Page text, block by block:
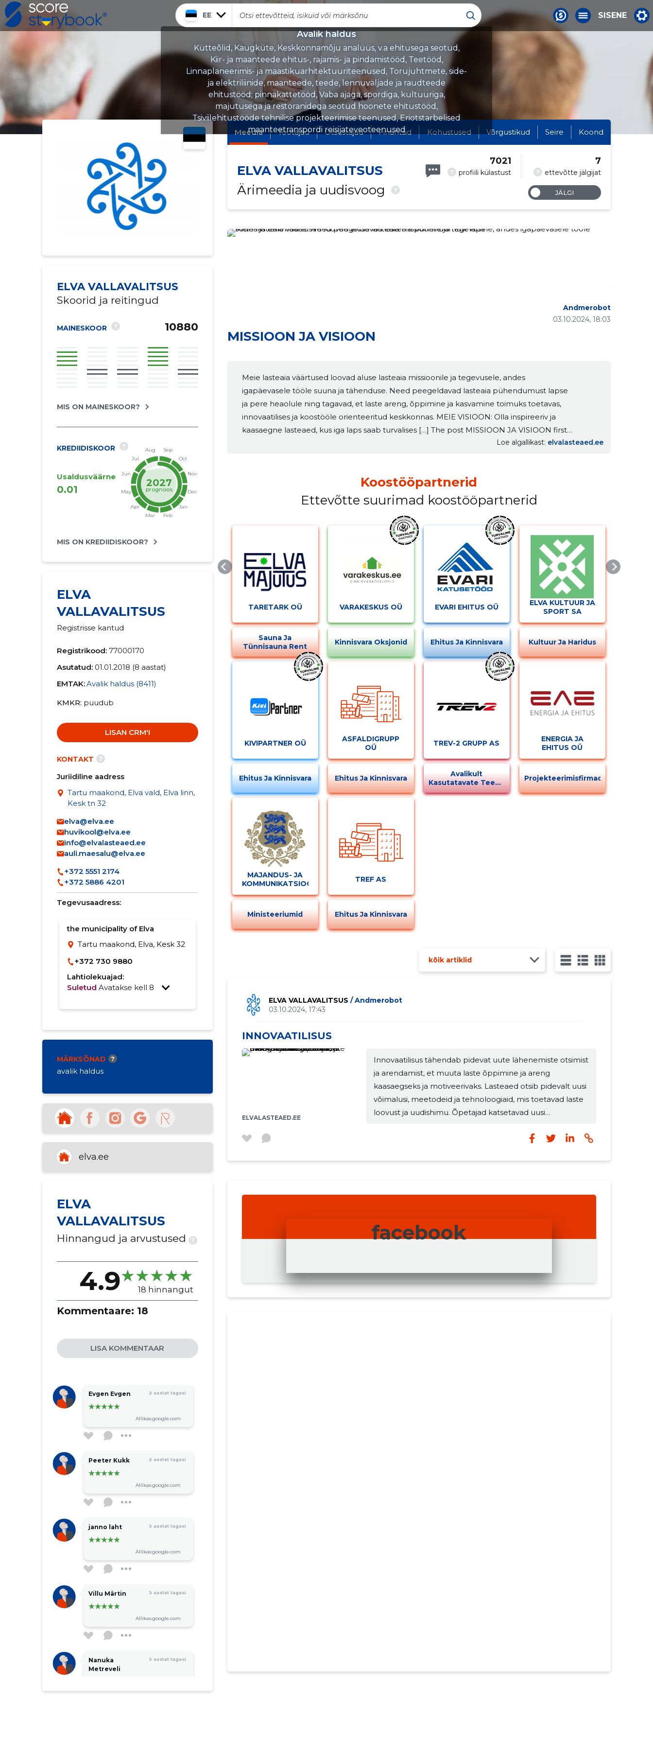
EE SISENE
Avalik haldus
Kütteõlid, Kaugküte, Keskkonnamõju analüüs, v.a ehitusega seotud,
Kiir- ja maanteede ehitus-, rajamis- ja pindamistööd, Teetööd,
Linnaplaneerimis- ja maastikuarhitektuuriteenused, Torujuhtmete, side-
ja elektriliinide, maanteede, teede, lennuväljade ja raudteede
ehitustööd; pinnakattetööd, Vaba ajaga, spordiga, kultuuriga,
majutusega ja restoranidega seotud hoonete ehitustööd,
Tsiviilehitustööde tehnilise projekteerimise teenused, Eriotstarbelised
maanteetranspordi reisijateveoteenused
ELVA VALLAVALITSUS
Skoorid ja reitingud
MAINESKOOR ? 10880
MIS ON MAINESKOOR?
KREDIIDISKOOR ?
Usaldusväärne
0.01
2027
prognoos
MIS ON KREDIIDISKOOR?
ELVA
VALLAVALITSUS
Registrisse kantud
Registrikood: 77000170
Asutatud: 01.01.2018 (8 aastat)
EMTAK:Avalik haldus (8411)
KMKR puudub
LISAN CRM'I
KONTAKT ?
Juriidiline aadress
Tartu maakond, Elva vald, Elva linn,
Kesk tn 32
elva@elva.ee
huvikool@elva.ee
info@elvalasteaed.ee
auli.maesalu@elva.ee
+372 5551 2174
+372 5886 4201
Tegevusaadress:
the municipality of Elva
Tartu maakond, Elva, Kesk 32
+372 730 9880
Lahtiolekuajad:
Suletud Avatakse kell 8
MÄRKSÕNAD ?
avalik haldus
elva.ee
ELVA
VALLAVALITSUS
Hinnangud ja arvustused ?
4.9 18 hinnangut
Kommentaare: 18
LISA KOMMENTAAR
Evgen Evgen 2 aastat tagasi
Allikas:google.com
Peeter Kukk 2 aastat tagasi
Allikas:google.com
janno laht 3 aastat tagasi
Allikas:google.com
Villu Märtin 3 aastat tagasi
Allikas:google.com
Nanuka
Metreveli
3 aastat tagasi
Allikas:google.com
Meedia Töötajad Otsustajad Finantsid Kohustused Võrgustikud Seire Koond
ELVA VALLAVALITSUS
Ärimeedia ja uudisvoog
?
? profiili külastust
7021
? ettevõtte jälgijat
7
JÄLGI
MISSIOON JA VISIOON
03.10.2024, 18:03
Andmerobot
Meie lasteaia väärtused loovad aluse lasteaia missioonile ja tegevusele, andes
igapäevasele tööle suuna ja tähenduse. Need peegeldavad lasteaia pühendumust lapse
ja pere heaolule ning tagavad, et laste areng, õppimine ja kasvamine toimuks toetavas,
innovaatilises ja koostööle orienteeritud keskkonnas. MEIE VISIOON: Olla inspireeriv ja
kaasaegne lasteaed, kus iga laps saab turvalises […] The post MISSIOON JA VISIOON first
Loe algallikast elvalasteaed.ee
Koostööpartnerid
Ettevõtte suurimad koostööpartnerid
TARETARK OÜ
Sauna Ja
Tünnisauna Rent
VARAKESKUS OÜ
Kinnisvara Oksjonid
EVARI EHITUS OÜ
Ehitus Ja Kinnisvara
ELVA KULTUUR JA
SPORT SA
Kultuur Ja Haridus
KIVIPARTNER OÜ
Ehitus Ja Kinnisvara
ASFALDIGRUPP
OÜ
Ehitus Ja Kinnisvara
TREV-2 GRUPP AS
Avalikult
Kasutatavate Teede
Korrashoid
ENERGIA JA
EHITUS OÜ
Projekteerimisfirmad
MAJANDUS- JA
KOMMUNIKATSIOONIMINISTEERIUM
Ministeeriumid
TREF AS
Ehitus Ja Kinnisvara
kõik artiklid
ELVA VALLAVALITSUS / Andmerobot
03.10.2024, 17:43
INNOVAATILISUS
ELVALASTEAED.EE
Innovaatilisus tähendab pidevat uute lähenemiste otsimist
ja arendamist, et muuta laste õppimine ja areng
kaasaegseks ja motiveerivaks. Lasteaed otsib pidevalt uusi
võimalusi, meetodeid ja tehnoloogiaid, mis toetavad laste
loovust ja uudishimu. Õpetajad katsetavad uusi
mitmekesiseid õppetegevusi, mis on kohandatud
INNOVAATILISUS first appeared on Elva Linna Lasteaed.
Muuda pildi kirjeldust
facebook